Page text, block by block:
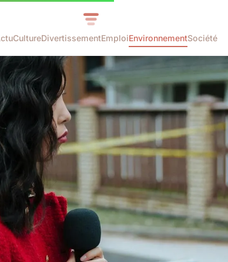
CultureDivertissementEmploiEnvironnementSociété